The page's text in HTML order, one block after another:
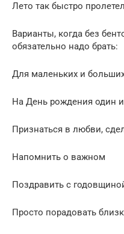
Лето так быстро
Варианты, когда без
обязательно надо брать:
Для маленьких и
На День рождения один
Признаться в любви,
Напомнить о важном
Поздравить с
Просто порадовать